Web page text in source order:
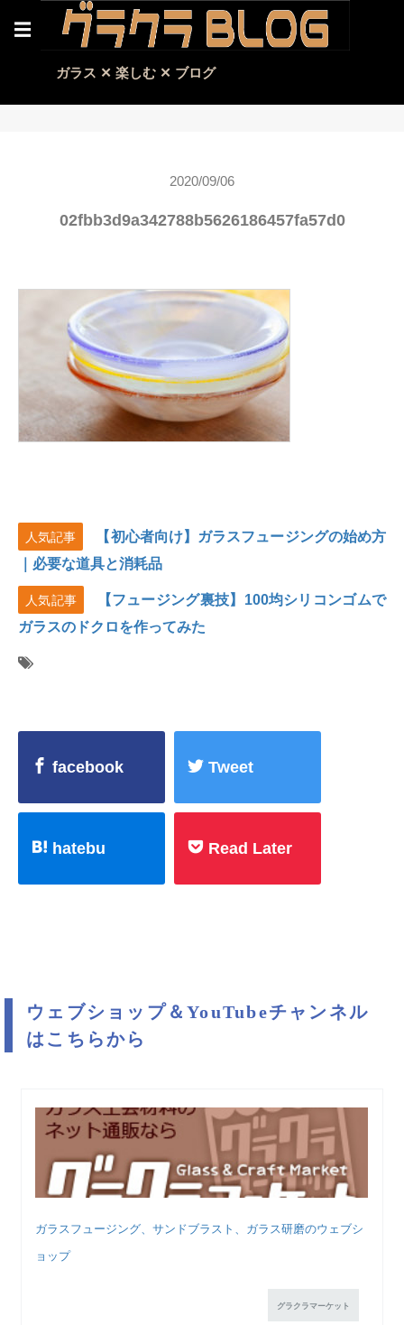
☰
ガラス ✕ 楽しむ ✕ ブログ
2020/09/06
02fbb3d9a342788b5626186457fa57d0
人気記事
【初心者向け】ガラスフュージングの始め方
｜必要な道具と消耗品
人気記事
【フュージング裏技】100均シリコンゴムで
ガラスのドクロを作ってみた
facebook Tweet
hatebu Read Later
ウェブショップ＆YouTubeチャンネル
はこちらから
ガラスフュージング、サンドブラスト、ガラス研磨のウェブシ
ョップ
グラクラマーケット